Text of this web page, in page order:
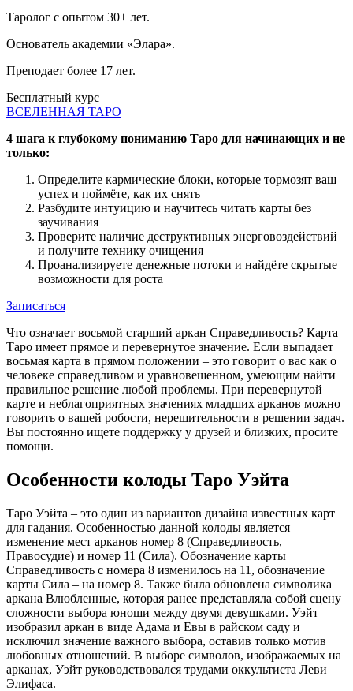
Таролог с опытом 30+ лет.
Основатель академии «Элара».
Преподает более 17 лет.
Бесплатный курс
ВСЕЛЕННАЯ ТАРО
4 шага к глубокому пониманию Таро для начинающих и не
только:
Определите кармические блоки, которые тормозят ваш
успех и поймёте, как их снять
Разбудите интуицию и научитесь читать карты без
заучивания
Проверите наличие деструктивных энерговоздействий
и получите технику очищения
Проанализируете денежные потоки и найдёте скрытые
возможности для роста
Записаться
Что означает восьмой старший аркан Справедливость? Карта
Таро имеет прямое и перевернутое значение. Если выпадает
восьмая карта в прямом положении – это говорит о вас как о
человеке справедливом и уравновешенном, умеющим найти
правильное решение любой проблемы. При перевернутой
карте и неблагоприятных значениях младших арканов можно
говорить о вашей робости, нерешительности в решении задач.
Вы постоянно ищете поддержку у друзей и близких, просите
помощи.
Особенности колоды Таро Уэйта
Таро Уэйта – это один из вариантов дизайна известных карт
для гадания. Особенностью данной колоды является
изменение мест арканов номер 8 (Справедливость,
Правосудие) и номер 11 (Сила). Обозначение карты
Справедливость с номера 8 изменилось на 11, обозначение
карты Сила – на номер 8. Также была обновлена символика
аркана Влюбленные, которая ранее представляла собой сцену
сложности выбора юноши между двумя девушками. Уэйт
изобразил аркан в виде Адама и Евы в райском саду и
исключил значение важного выбора, оставив только мотив
любовных отношений. В выборе символов, изображаемых на
арканах, Уэйт руководствовался трудами оккультиста Леви
Элифаса.